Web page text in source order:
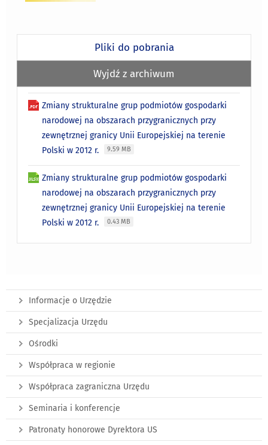
Pliki do pobrania
Wyjdź z archiwum
Zmiany strukturalne grup podmiotów gospodarki
narodowej na obszarach przygranicznych przy
zewnętrznej granicy Unii Europejskiej na terenie
Polski w 2012 r.
9.59 MB
Zmiany strukturalne grup podmiotów gospodarki
narodowej na obszarach przygranicznych przy
zewnętrznej granicy Unii Europejskiej na terenie
Polski w 2012 r.
0.43 MB
Informacje o Urzędzie
Specjalizacja Urzędu
Ośrodki
Współpraca w regionie
Współpraca zagraniczna Urzędu
Seminaria i konferencje
Patronaty honorowe Dyrektora US